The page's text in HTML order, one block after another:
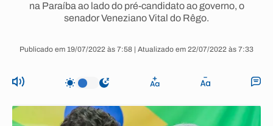
na Paraíba ao lado do pré-candidato ao governo, o
senador Veneziano Vital do Rêgo.
Publicado em 19/07/2022 às 7:58 | Atualizado em 22/07/2022 às 7:33